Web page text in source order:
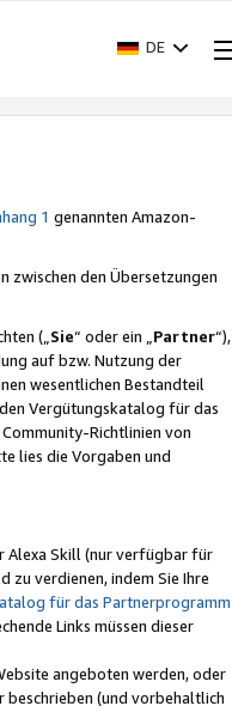
DE
1 genannten Amazon-
zwischen den Übersetzungen
(„Sie“ oder ein „Partner“),
auf bzw. Nutzung der
wesentlichen Bestandteil
Vergütungskatalog für das
Richtlinien von
lies die Vorgaben und
Alexa Skill (nur verfügbar für
zu verdienen, indem Sie Ihre
für das Partnerprogramm
Links müssen dieser
angeboten werden, oder
beschrieben (und vorbehaltlich